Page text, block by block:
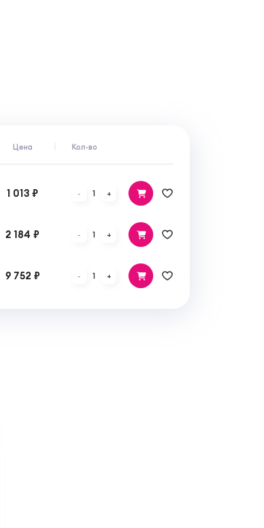
Цена Кол-во
1 013 ₽ - 1 +
2 184 ₽ - 1 +
9 752 ₽ - 1 +